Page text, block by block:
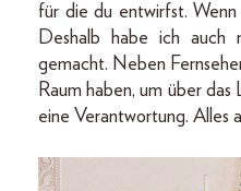
für die du entwirfst.
Deshalb habe ich auch
gemacht. Neben
Raum haben, um über
eine Verantwortung. Alles